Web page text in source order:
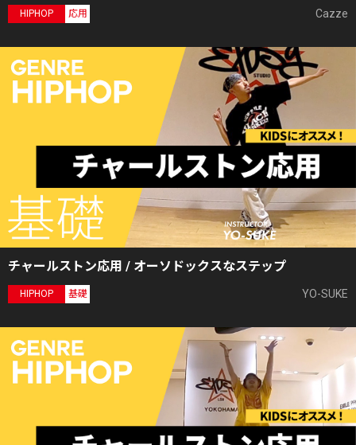
HIPHOP 応用 Cazze
チャールストン応用 / オーソドックスなステップ
HIPHOP 基礎 YO-SUKE